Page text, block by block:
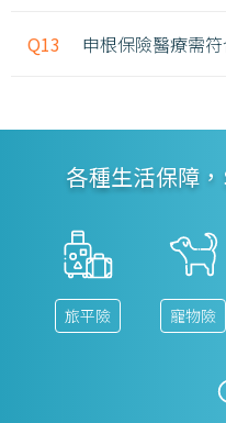
Q13 申根保險醫療需
各種生活保障
旅平險 寵物險